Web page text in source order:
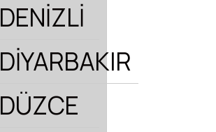
DENİZLİ
DİYARBAKIR
DÜZCE